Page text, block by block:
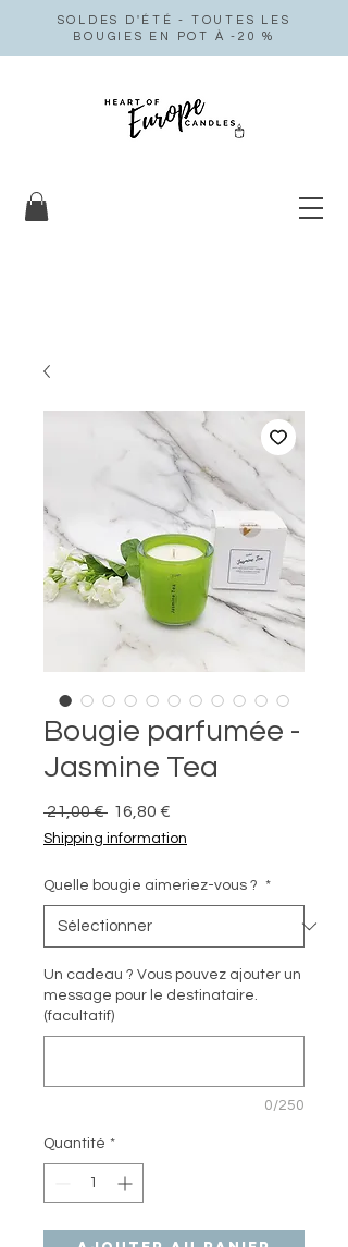
SOLDES D'ÉTÉ - TOUTES LES
BOUGIES EN POT À -20 %
Bougie parfumée -
Jasmine Tea
21,00 € Prix
16,80 €
Shipping information
Quelle bougie aimeriez-vous ? *
Un cadeau ? Vous pouvez ajouter un
message pour le destinataire.
(facultatif)
0/250
Quantité *